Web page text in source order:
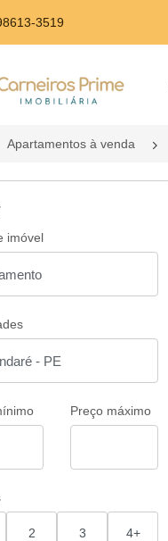
3519
Apartamentos à venda
imóvel
Preço máximo
2 3 4+